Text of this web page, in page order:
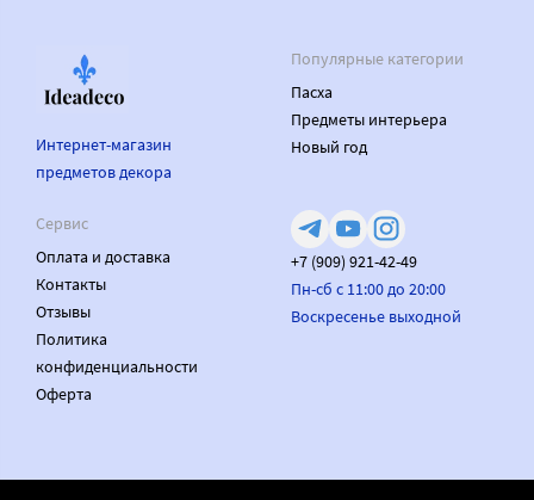
Интернет-магазин
предметов декора
Популярные категории
Пасха
Предметы интерьера
Новый год
Сервис
Оплата и доставка
Контакты
Отзывы
Политика
конфиденциальности
Оферта
+7 (909) 921-42-49
Пн-сб с 11:00 до 20:00
Воскресенье выходной